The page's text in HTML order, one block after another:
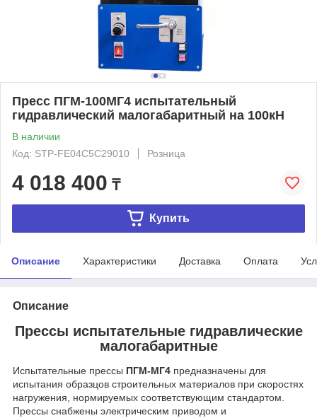
Пресс ПГМ-100МГ4 испытательный
гидравлический малогабаритный на 100кН
В наличии
Код: STP-FE04C5C29010
Розница
4 018 400 ₸
Купить
Описание Характеристики Доставка Оплата
Описание
Прессы испытательные гидравлические
малогабаритные
Испытательные прессы ПГМ-МГ4 предназначены для
испытания образцов строительных материалов при скоростях
нагружения, нормируемых соответствующим стандартом.
Прессы снабжены электрическим приводом и